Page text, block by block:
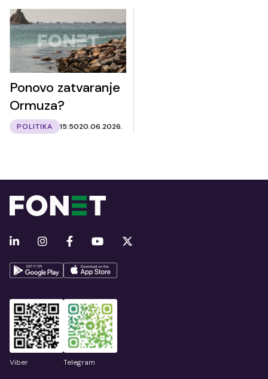
Ponovo zatvaranje
Ormuza?
POLITIKA 15:5020.06.2026.
Viber Telegram